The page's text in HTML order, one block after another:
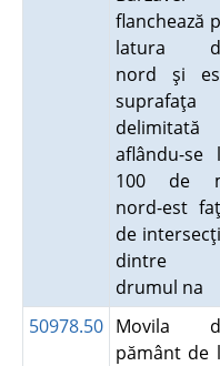
flanchează
latura
nord şi
suprafaţa
delimitată
aflându-se
100 de
nord-est
de
dintre
drumul na
50978.50 Movila
pământ de